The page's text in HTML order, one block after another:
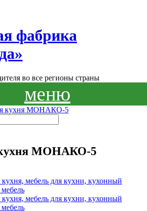
фабрика
во все регионы страны
меню
кухня МОНАКО-5
МОНАКО-5